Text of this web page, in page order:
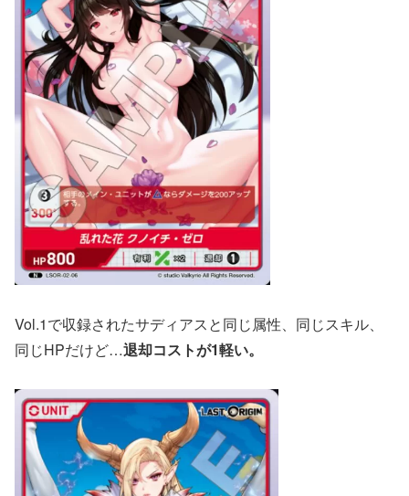
Vol.1で収録されたサディアスと同じ属性、同じスキル、
同じHPだけど…退却コストが1軽い。